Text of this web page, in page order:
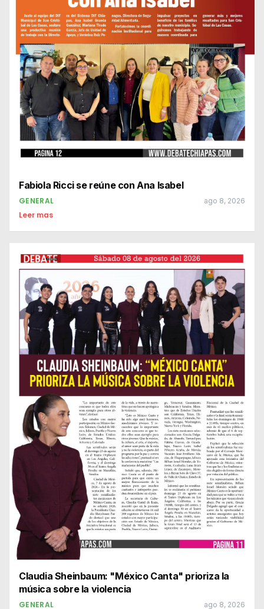
Fabiola Ricci se reúne con Ana Isabel
GENERAL ago 8, 2026
Leer mas
Claudia Sheinbaum: "México Canta" prioriza la
música sobre la violencia
GENERAL ago 8, 2026